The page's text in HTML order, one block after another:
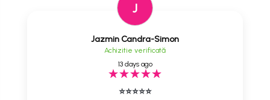
J
Jazmin Candra-Simon
Achizitie verificată
13 days ago
⭐⭐⭐⭐⭐